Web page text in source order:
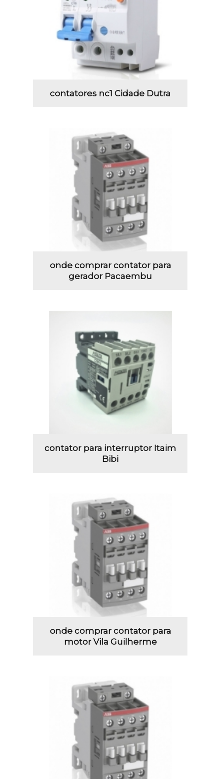
contatores nc1 Cidade Dutra
onde comprar contator para
gerador Pacaembu
contator para interruptor Itaim
Bibi
onde comprar contator para
motor Vila Guilherme